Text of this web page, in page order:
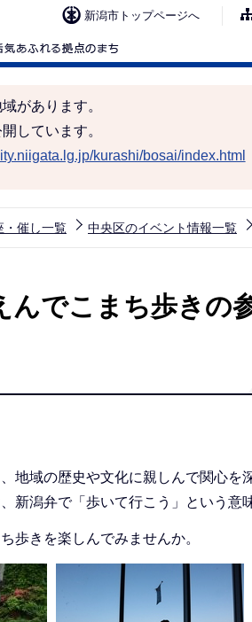
新潟市トップページへ
があります。
しています。
kurashi/bosai/index.html
・催し一覧 中央区のイベント情報一覧
んでこまち歩きの
域の歴史や文化に親しんで関心を
新潟弁で「歩いて行こう」という意
歩きを楽しんでみませんか。